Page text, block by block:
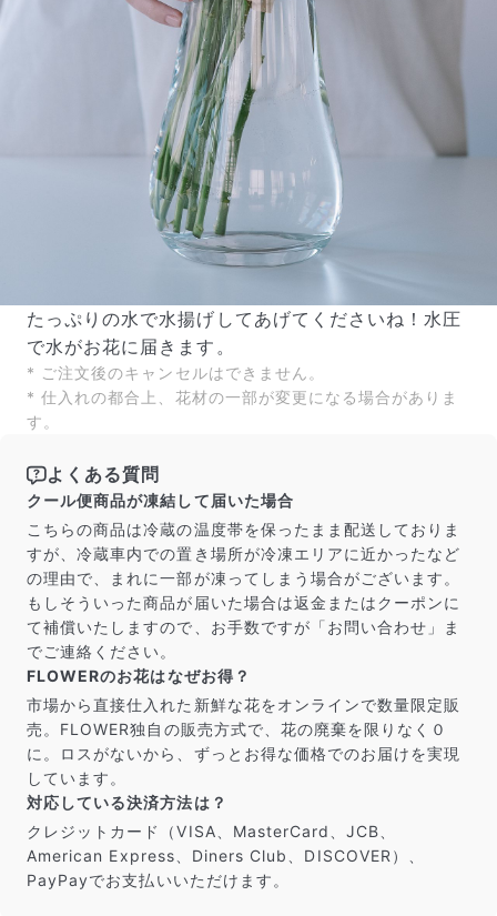
たっぷりの水で水揚げしてあげてくださいね！水圧
で水がお花に届きます。
* ご注文後のキャンセルはできません。
* 仕入れの都合上、花材の一部が変更になる場合がありま
す。
よくある質問
クール便商品が凍結して届いた場合
こちらの商品は冷蔵の温度帯を保ったまま配送しておりま
すが、冷蔵車内での置き場所が冷凍エリアに近かったなど
の理由で、まれに一部が凍ってしまう場合がございます。
もしそういった商品が届いた場合は返金またはクーポンに
て補償いたしますので、お手数ですが「お問い合わせ」ま
でご連絡ください。
FLOWERのお花はなぜお得？
市場から直接仕入れた新鮮な花をオンラインで数量限定販
売。FLOWER独自の販売方式で、花の廃棄を限りなく０
に。ロスがないから、ずっとお得な価格でのお届けを実現
しています。
対応している決済方法は？
クレジットカード（VISA、MasterCard、JCB、
American Express、Diners Club、DISCOVER）、
PayPayでお支払いいただけます。